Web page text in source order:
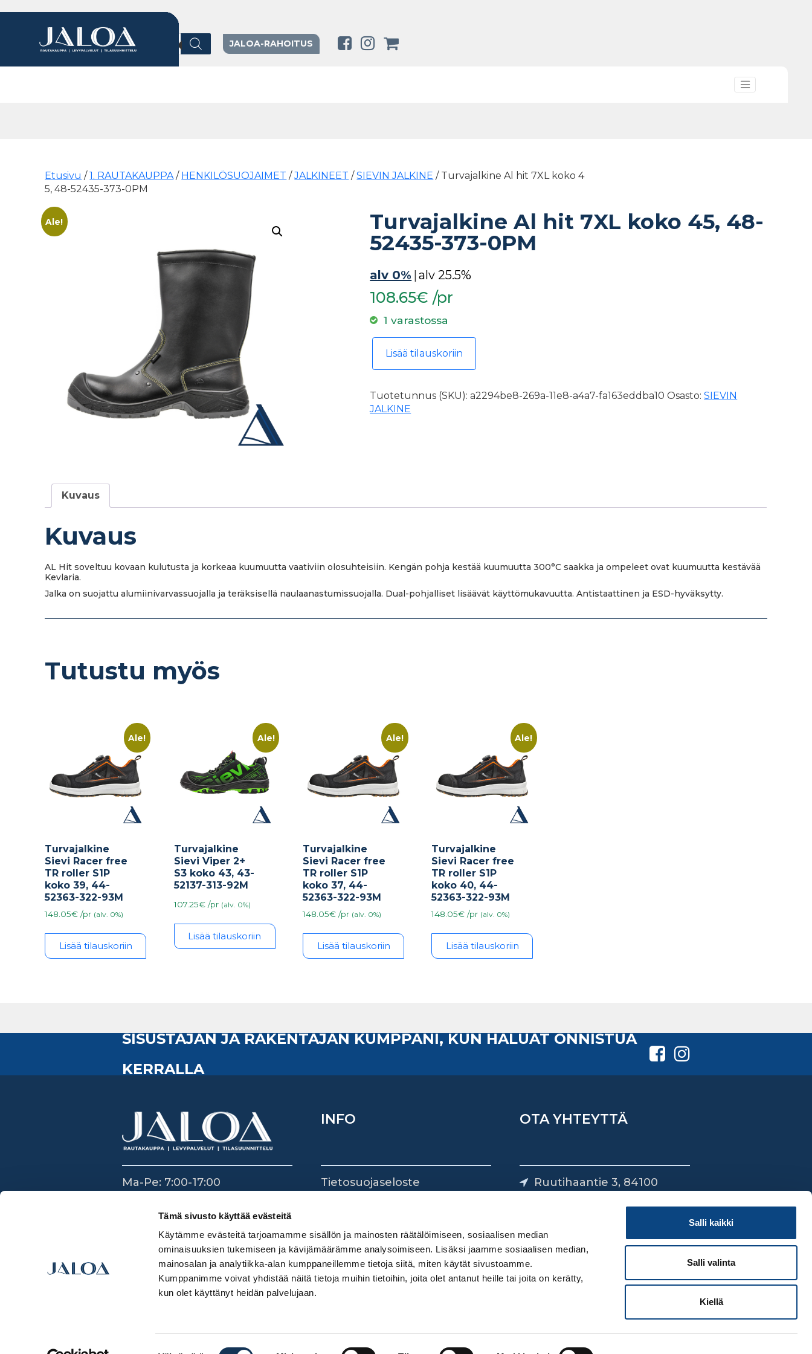
Tämä sivusto käyttää evästeitä
Käytämme evästeitä tarjoamamme sisällön ja mainosten räätälöimiseen, sosiaalisen median
ominaisuuksien tukemiseen ja kävijämäärämme analysoimiseen. Lisäksi jaamme sosiaalisen median,
mainosalan ja analytiikka-alan kumppaneillemme tietoja siitä, miten käytät sivustoamme.
Kumppanimme voivat yhdistää näitä tietoja muihin tietoihin, joita olet antanut heille tai joita on kerätty,
kun olet käyttänyt heidän palvelujaan.
Salli kaikki
Salli valinta
Kiellä
Products search
JALOA-RAHOITUS
Etusivu /1. RAUTAKAUPPA / HENKILÖSUOJAIMET /JALKINEET /SIEVIN JALKINE / Turvajalkine Al hit 7XL koko 4
5, 48-52435-373-0PM
Ale!
Turvajalkine Al hit 7XL koko 45, 48-
52435-373-0PM
alv 0% |alv 25.5%
108.65€ /pr
1 varastossa
Turvajalkine Al hit 7XL koko 45, 48-52435-373-0PM määrä
Lisää tilauskoriin
Tuotetunnus (SKU):a2294be8-269a-11e8-a4a7-fa163eddba10 Osasto:SIEVIN
JALKINE
Kuvaus
Kuvaus
AL Hit soveltuu kovaan kulutusta ja korkeaa kuumuutta vaativiin olosuhteisiin. Kengän pohja kestää kuumuutta 300°C saakka ja ompeleet ovat kuumuutta kestävää
Kevlaria.
Jalka on suojattu alumiinivarvassuojalla ja teräksisellä naulaanastumissuojalla. Dual-pohjalliset lisäävät käyttömukavuutta. Antistaattinen ja ESD-hyväksytty.
Tutustu myös
Ale!
Turvajalkine
Sievi Racer free
TR roller S1P
koko 39, 44-
52363-322-93M
148.05€ /pr (alv. 0%)
Lisää tilauskoriin
Ale!
Turvajalkine
Sievi Viper 2+
S3 koko 43, 43-
52137-313-92M
107.25€ /pr (alv. 0%)
Lisää tilauskoriin
Ale!
Turvajalkine
Sievi Racer free
TR roller S1P
koko 37, 44-
52363-322-93M
148.05€ /pr (alv. 0%)
Lisää tilauskoriin
Ale!
Turvajalkine
Sievi Racer free
TR roller S1P
koko 40, 44-
52363-322-93M
148.05€ /pr (alv. 0%)
Lisää tilauskoriin
SISUSTAJAN JA RAKENTAJAN KUMPPANI, KUN HALUAT ONNISTUA
KERRALLA
Ma-Pe: 7:00-17:00
Su: Suljettu
INFO
Tietosuojaseloste
OTA YHTEYTTÄ
Ruutihaantie 3, 84100